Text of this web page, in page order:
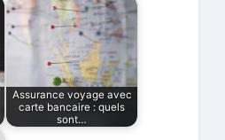
Assurance voyage avec
carte bancaire : quels
sont…